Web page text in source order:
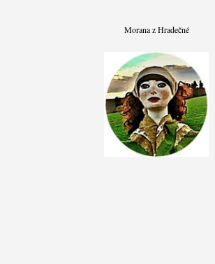
Morana z Hradečné